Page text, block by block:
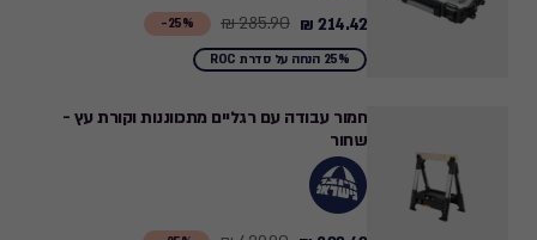
25%-
Price
from
₪
to
214.42
₪
214.42 ₪
285.90 ₪
25% הנחה על סדרת ROC
חמור עבודה עם רגליים מתכווננות וקורת עץ -
שחור